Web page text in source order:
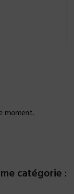
moment.
catégorie :